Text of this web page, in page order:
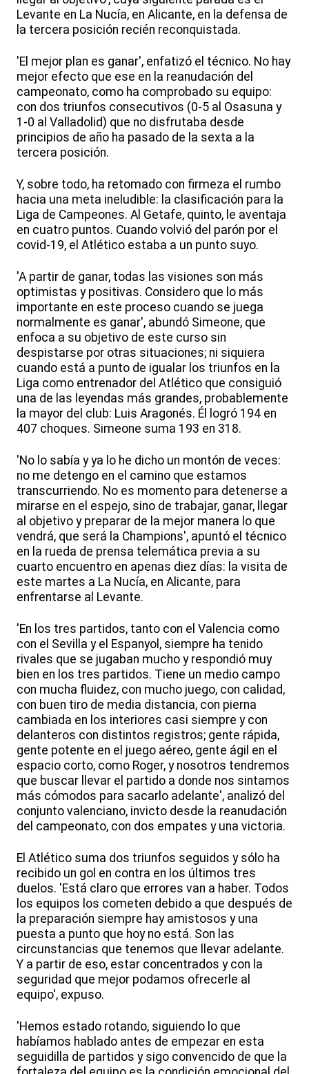
Levante en La Nucía, en Alicante, en la defensa de
la tercera posición recién reconquistada.
'El mejor plan es ganar', enfatizó el técnico. No hay
mejor efecto que ese en la reanudación del
campeonato, como ha comprobado su equipo:
con dos triunfos consecutivos (0-5 al Osasuna y
1-0 al Valladolid) que no disfrutaba desde
principios de año ha pasado de la sexta a la
tercera posición.
Y, sobre todo, ha retomado con firmeza el rumbo
hacia una meta ineludible: la clasificación para la
Liga de Campeones. Al Getafe, quinto, le aventaja
en cuatro puntos. Cuando volvió del parón por el
covid-19, el Atlético estaba a un punto suyo.
'A partir de ganar, todas las visiones son más
optimistas y positivas. Considero que lo más
importante en este proceso cuando se juega
normalmente es ganar', abundó Simeone, que
enfoca a su objetivo de este curso sin
despistarse por otras situaciones; ni siquiera
cuando está a punto de igualar los triunfos en la
Liga como entrenador del Atlético que consiguió
una de las leyendas más grandes, probablemente
la mayor del club: Luis Aragonés. Él logró 194 en
407 choques. Simeone suma 193 en 318.
'No lo sabía y ya lo he dicho un montón de veces:
no me detengo en el camino que estamos
transcurriendo. No es momento para detenerse a
mirarse en el espejo, sino de trabajar, ganar, llegar
al objetivo y preparar de la mejor manera lo que
vendrá, que será la Champions', apuntó el técnico
en la rueda de prensa telemática previa a su
cuarto encuentro en apenas diez días: la visita de
este martes a La Nucía, en Alicante, para
enfrentarse al Levante.
'En los tres partidos, tanto con el Valencia como
con el Sevilla y el Espanyol, siempre ha tenido
rivales que se jugaban mucho y respondió muy
bien en los tres partidos. Tiene un medio campo
con mucha fluidez, con mucho juego, con calidad,
con buen tiro de media distancia, con pierna
cambiada en los interiores casi siempre y con
delanteros con distintos registros; gente rápida,
gente potente en el juego aéreo, gente ágil en el
espacio corto, como Roger, y nosotros tendremos
que buscar llevar el partido a donde nos sintamos
más cómodos para sacarlo adelante', analizó del
conjunto valenciano, invicto desde la reanudación
del campeonato, con dos empates y una victoria.
El Atlético suma dos triunfos seguidos y sólo ha
recibido un gol en contra en los últimos tres
duelos. 'Está claro que errores van a haber. Todos
los equipos los cometen debido a que después de
la preparación siempre hay amistosos y una
puesta a punto que hoy no está. Son las
circunstancias que tenemos que llevar adelante.
Y a partir de eso, estar concentrados y con la
seguridad que mejor podamos ofrecerle al
equipo', expuso.
'Hemos estado rotando, siguiendo lo que
habíamos hablado antes de empezar en esta
seguidilla de partidos y sigo convencido de que la